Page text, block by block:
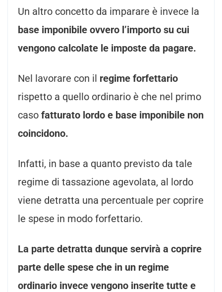
Un altro concetto da imparare è invece la
base imponibile ovvero l’importo su cui
vengono calcolate le imposte da pagare.
Nel lavorare con il regime forfettario
rispetto a quello ordinario è che nel primo
caso fatturato lordo e base imponibile non
coincidono.
Infatti, in base a quanto previsto da tale
regime di tassazione agevolata, al lordo
viene detratta una percentuale per coprire
le spese in modo forfettario.
La parte detratta dunque servirà a coprire
parte delle spese che in un regime
ordinario invece vengono inserite tutte e